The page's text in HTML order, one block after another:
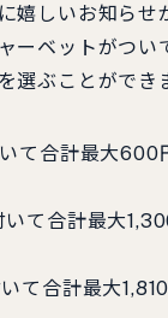
嬉しいお知ら
ーベットがつ
選ぶことができ
いて合計最大600
いて合計最大
て合計最大